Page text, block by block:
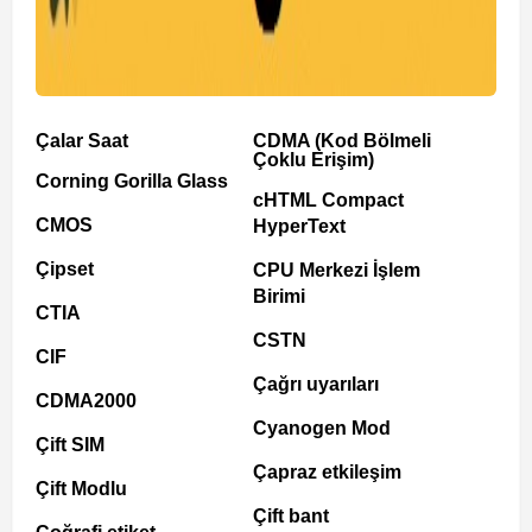
Çalar Saat
Corning Gorilla Glass
CMOS
Çipset
CTIA
CIF
CDMA2000
Çift SIM
Çift Modlu
CDMA (Kod Bölmeli
Çoklu Erişim)
cHTML Compact
HyperText
CPU Merkezi İşlem
Birimi
CSTN
Çağrı uyarıları
Cyanogen Mod
Çapraz etkileşim
Çift bant